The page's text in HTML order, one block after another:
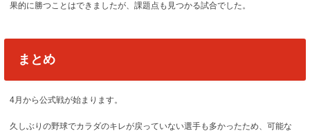
果的に勝つことはできましたが、課題点も見つかる試合でした。
まとめ
4月から公式戦が始まります。
久しぶりの野球でカラダのキレが戻っていない選手も多かったため、可能な